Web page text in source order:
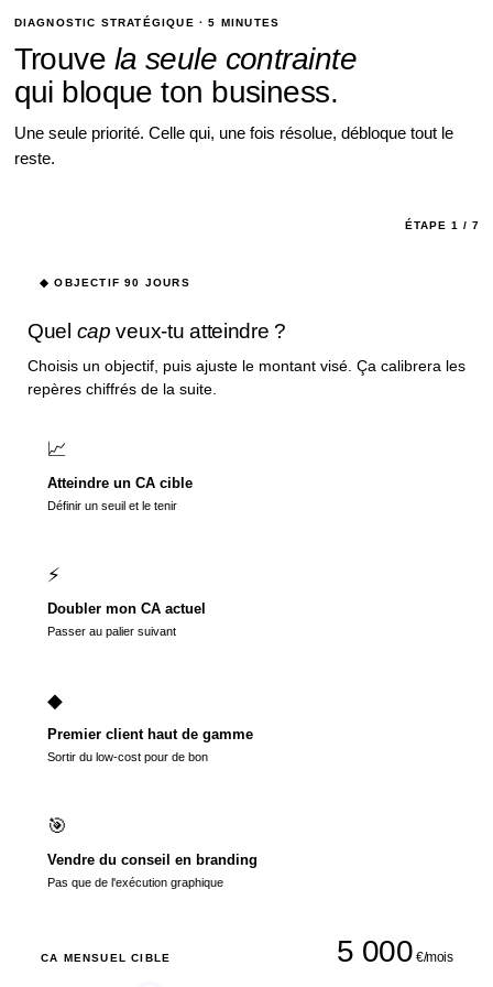
DIAGNOSTIC STRATÉGIQUE · 5 MINUTES
Trouve la seule contrainte
qui bloque ton business.
Une seule priorité. Celle qui, une fois résolue, débloque tout le
reste.
ÉTAPE 1 / 7
◆ OBJECTIF 90 JOURS
Quel cap veux-tu atteindre ?
Choisis un objectif, puis ajuste le montant visé. Ça calibrera les
repères chiffrés de la suite.
📈
Atteindre un CA cible
Définir un seuil et le tenir
⚡
Doubler mon CA actuel
Passer au palier suivant
◆
Premier client haut de gamme
Sortir du low-cost pour de bon
🎯
Vendre du conseil en branding
Pas que de l'exécution graphique
CA MENSUEL CIBLE 5 000 €/mois